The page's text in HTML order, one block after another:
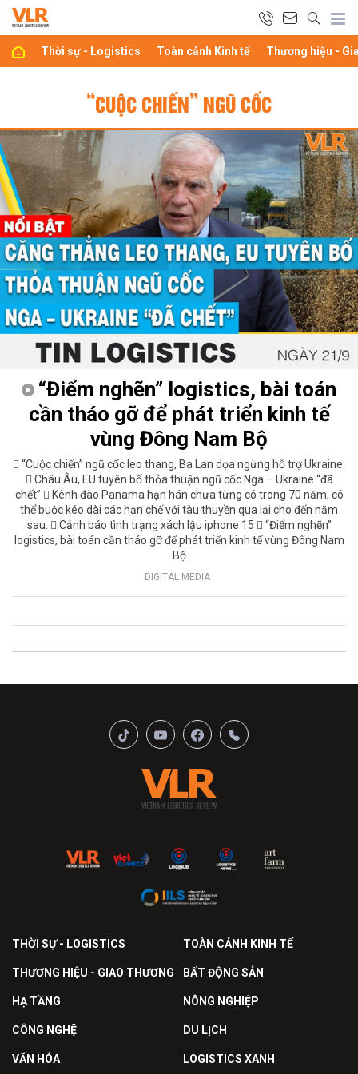
Thời sự - Logistics Toàn cảnh Kinh tế Thương hiệu -
“CUỘC CHIẾN” NGŨ CỐC
“Điểm nghẽn” logistics, bài toán
cần tháo gỡ để phát triển kinh tế
vùng Đông Nam Bộ
 “Cuộc chiến” ngũ cốc leo thang, Ba Lan dọa ngừng hỗ trợ Ukraine.
 Châu Âu, EU tuyên bố thỏa thuận ngũ cốc Nga – Ukraine “đã
chết”  Kênh đào Panama hạn hán chưa từng có trong 70 năm, có
thể buộc kéo dài các hạn chế với tàu thuyền qua lại cho đến năm
sau.  Cảnh báo tình trạng xách lậu iphone 15  “Điểm nghẽn”
logistics, bài toán cần tháo gỡ để phát triển kinh tế vùng Đông Nam
Bộ
DIGITAL MEDIA
THỜI SỰ - LOGISTICS TOÀN CẢNH KINH TẾ
THƯƠNG HIỆU - GIAO THƯƠNG BẤT ĐỘNG SẢN
HẠ TẦNG NÔNG NGHIỆP
CÔNG NGHỆ DU LỊCH
VĂN HÓA LOGISTICS XANH